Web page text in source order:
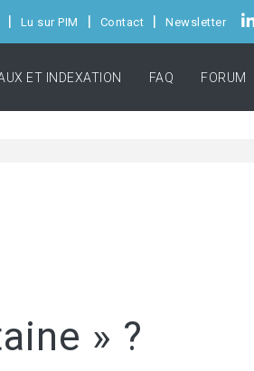
Lu sur PIM Contact Newsletter
ET INDEXATION FAQ FORUM
» ?